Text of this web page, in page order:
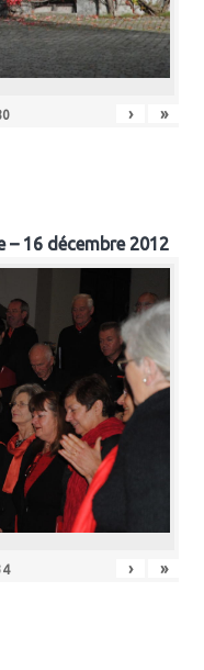
› »
– 16 décembre 2012
› »